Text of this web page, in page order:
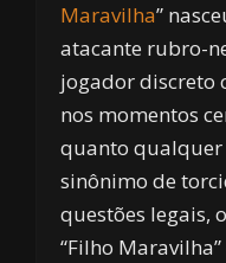
Maravilha”
atacante rubro-
jogador discreto
nos momentos
quanto qualquer
sinônimo de
questões legais,
“Filho